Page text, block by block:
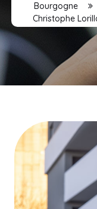
Bourgogne
Christophe